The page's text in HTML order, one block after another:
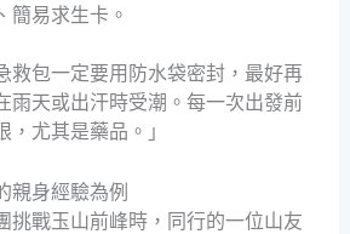
簡易求生卡。
救包一定要用防水袋密封，最好再
雨天或出汗時受潮。每一次出發前
尤其是藥品。」
親身經驗為例
挑戰玉山前峰時，同行的一位山友